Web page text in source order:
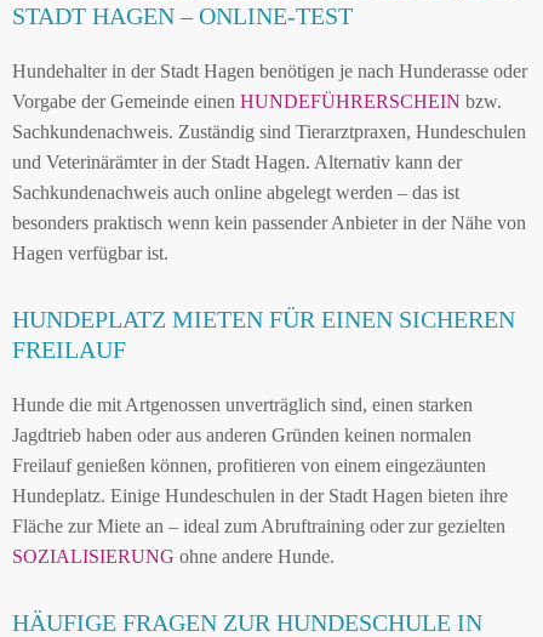
STADT HAGEN – ONLINE-TEST
Hundehalter in der Stadt Hagen benötigen je nach Hunderasse oder
Vorgabe der Gemeinde einen HUNDEFÜHRERSCHEIN bzw.
Sachkundenachweis. Zuständig sind Tierarztpraxen, Hundeschulen
und Veterinärämter in der Stadt Hagen. Alternativ kann der
Sachkundenachweis auch online abgelegt werden – das ist
besonders praktisch wenn kein passender Anbieter in der Nähe von
Hagen verfügbar ist.
HUNDEPLATZ MIETEN FÜR EINEN SICHEREN
FREILAUF
Hunde die mit Artgenossen unverträglich sind, einen starken
Jagdtrieb haben oder aus anderen Gründen keinen normalen
Freilauf genießen können, profitieren von einem eingezäunten
Hundeplatz. Einige Hundeschulen in der Stadt Hagen bieten ihre
Fläche zur Miete an – ideal zum Abruftraining oder zur gezielten
SOZIALISIERUNG ohne andere Hunde.
HÄUFIGE FRAGEN ZUR HUNDESCHULE IN